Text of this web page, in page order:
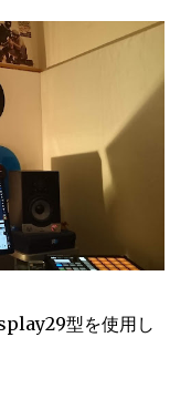
型を使用し